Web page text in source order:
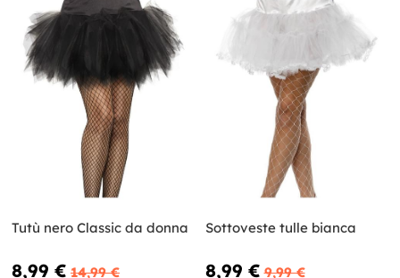
Tutù nero Classic da donna
8,99 € 14,99 €
Sottoveste tulle bianca
8,99 € 9,99 €